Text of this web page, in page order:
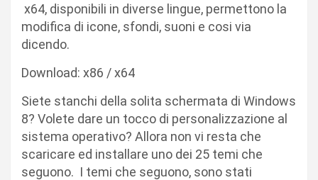
x64, disponibili in diverse lingue, permettono la
modifica di icone, sfondi, suoni e cosi via
dicendo.
Download: x86 / x64
Siete stanchi della solita schermata di Windows
8? Volete dare un tocco di personalizzazione al
sistema operativo? Allora non vi resta che
scaricare ed installare uno dei 25 temi che
seguono. I temi che seguono, sono stati